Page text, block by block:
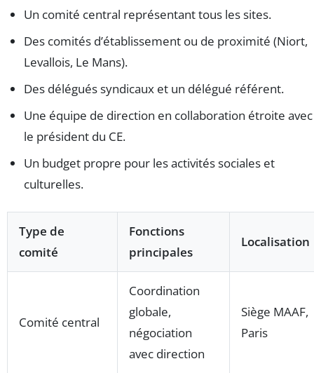
Un comité central représentant tous les sites.
Des comités d’établissement ou de proximité (Niort,
Levallois, Le Mans).
Des délégués syndicaux et un délégué référent.
Une équipe de direction en collaboration étroite avec
le président du CE.
Un budget propre pour les activités sociales et
culturelles.
Type de
comité
Fonctions
principales
Localisation
Comité central
Coordination
globale,
négociation
avec direction
Siège MAAF,
Paris